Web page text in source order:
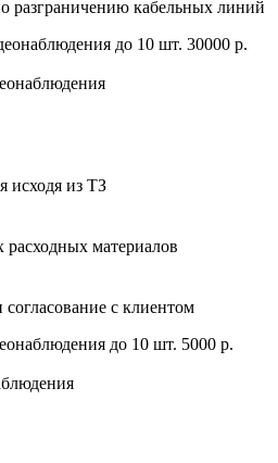
разграничению кабельных линий
до 10 шт. 30000 р.
исходя из ТЗ
материалов
с клиентом
до 10 шт. 5000 р.